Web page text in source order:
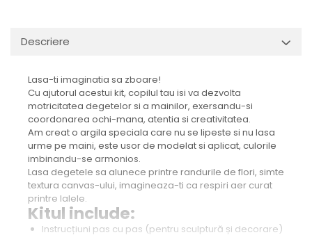
Descriere
Lasa-ti imaginatia sa zboare!
Cu ajutorul acestui kit, copilul tau isi va dezvolta
motricitatea degetelor si a mainilor, exersandu-si
coordonarea ochi-mana, atentia si creativitatea.
Am creat o argila speciala care nu se lipeste si nu lasa
urme pe maini, este usor de modelat si aplicat, culorile
imbinandu-se armonios.
Lasa degetele sa alunece printre randurile de flori, simte
textura canvas-ului, imagineaza-ti ca respiri aer curat
printre lalele.
Kitul include:
Instrucțiuni pas cu pas (pentru sculptură și decorare)